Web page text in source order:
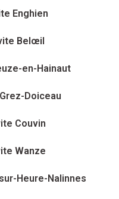
Enghien
Belœil
en-Hainaut
Doiceau
Couvin
Wanze
Heure-Nalinnes